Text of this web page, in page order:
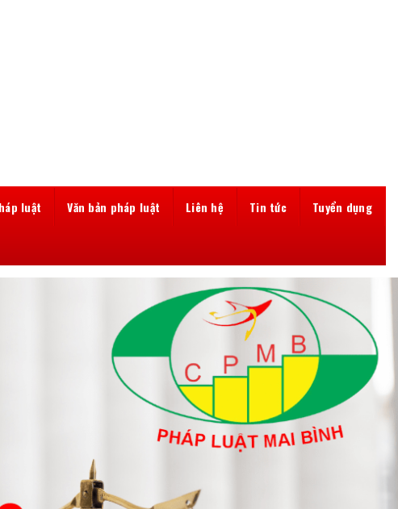
luật Văn bản pháp luật Liên hệ Tin tức Tuyển dụng